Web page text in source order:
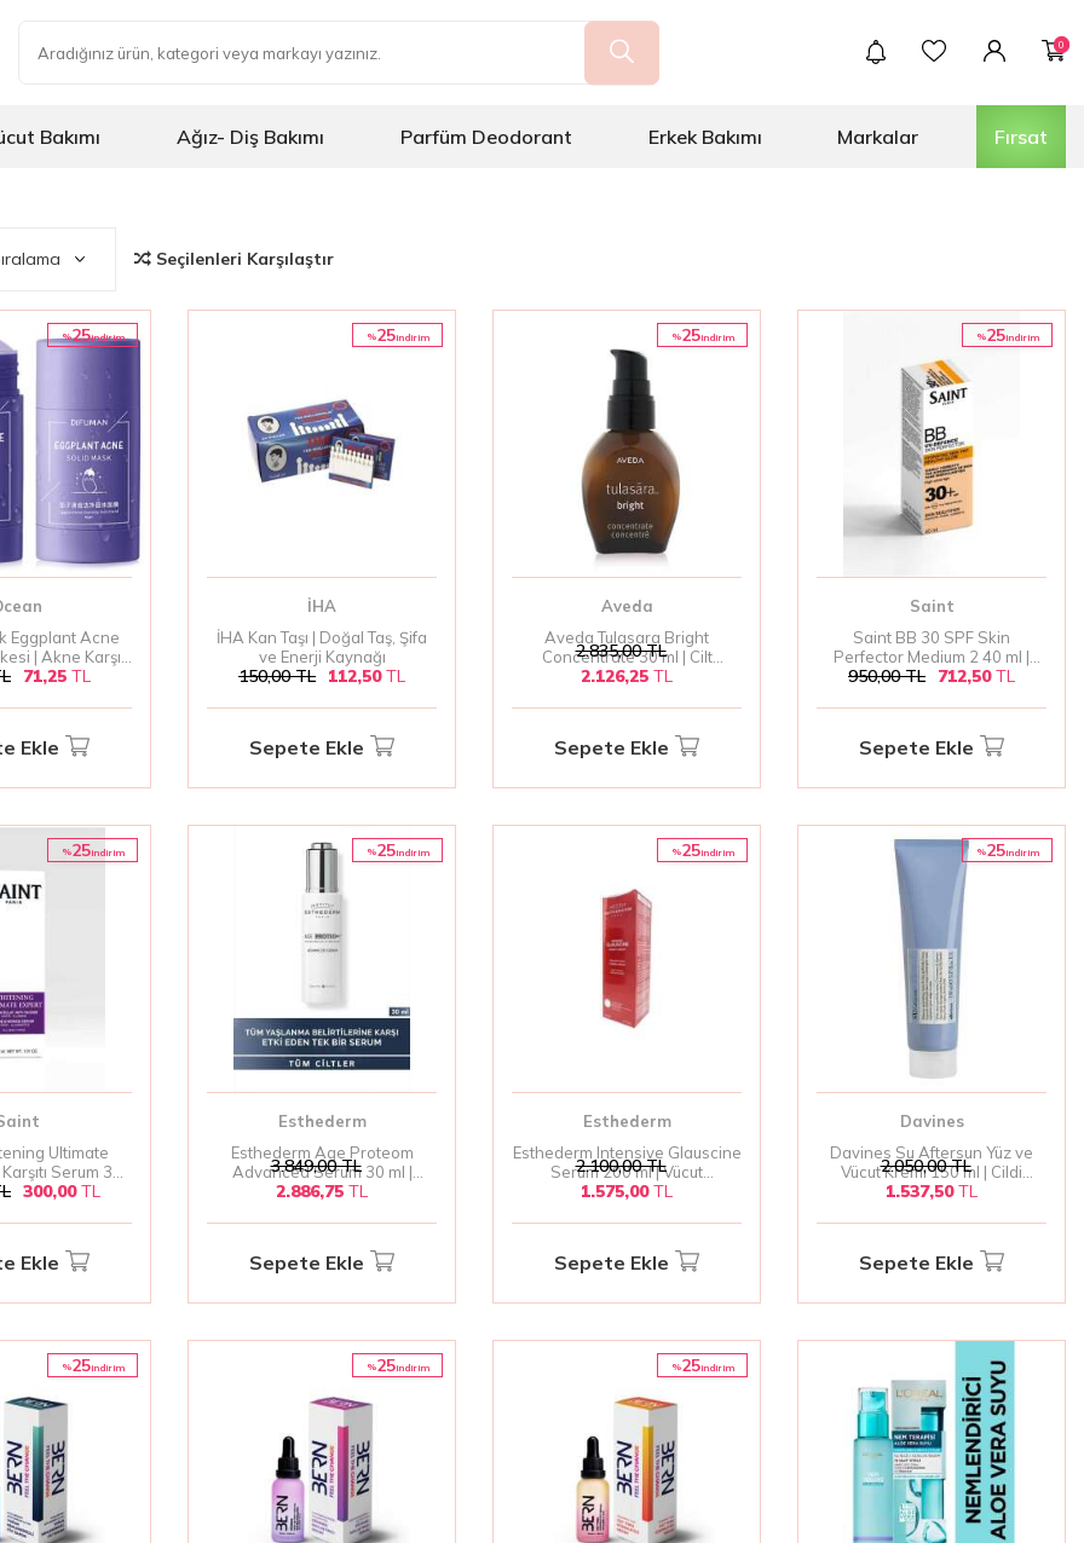
0
Bakımı Ağız- Diş Bakımı Parfüm Deodorant Erkek Bakımı Markalar Fırsat
Seçilenleri Karşılaştır
%25i̇ndirim
Eggplant Acne
| Akne Karşıtı
Maskesi
71,25 TL
Ekle
%25i̇ndirim
İHA
İHA Kan Taşı | Doğal Taş, Şifa
ve Enerji Kaynağı
150,00TL 112,50TL
Sepete Ekle
%25i̇ndirim
Aveda
Aveda Tulasara Bright
Concentrate 30 ml | Cilt
Aydınlatıcı ve Canlandırıcı
2.835,00TL
2.126,25 TL
Sepete Ekle
%25i̇ndirim
Saint
Saint BB 30 SPF Skin
Perfector Medium 2 40 ml |
Orta Tonlu BB Krem ve Güneş
950,00TL 712,50TL
Sepete Ekle
%25i̇ndirim
Ultimate
Serum 30
Giderici & Cilt
300,00TL
Ekle
%25i̇ndirim
Esthederm
Esthederm Age Proteom
Advanced Serum 30 ml |
Yaşlanma Karşıtı ve Cilt
3.849,00TL
2.886,75 TL
Sepete Ekle
%25i̇ndirim
Esthederm
Esthederm Intensive Glauscine
Serum 200 ml | Vücut
Şekillendirme ve Yağ Azaltıcı
2.100,00TL
1.575,00TL
Sepete Ekle
%25i̇ndirim
Davines
Davines Su Aftersun Yüz ve
Vücut Kremi 150 ml | Cildi
Rahatlatıcı ve Nemlendirici
2.050,00TL
1.537,50TL
Sepete Ekle
%25i̇ndirim %25i̇ndirim %25i̇ndirim